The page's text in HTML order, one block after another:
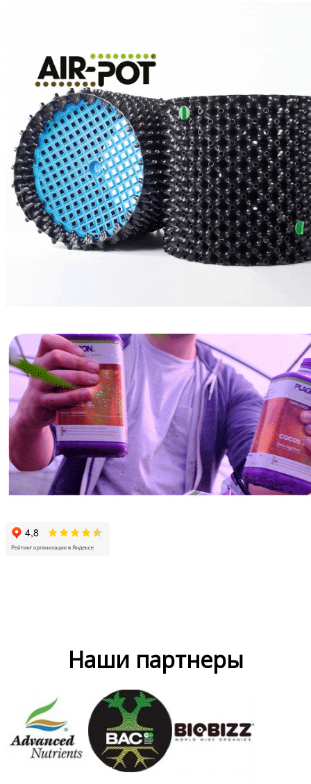
ОРГАНИКА
БАЗОВЫЕ УДОБРЕНИЯ
СТИМУЛЯТОРЫ
POWDER FEEDING
МИНЕРАЛЬНЫЕ УДОБРЕНИЯ
СТИМУЛЯТОРЫ
BIO SERIES ORGANIC
GROWTH TECHNOLOGY
БАЗОВЫЕ УДОБРЕНИЯ
СТИМУЛЯТОРЫ
HIGH ROOTS
CANNABIOGEN
GREEN PLANET
Наши партнеры